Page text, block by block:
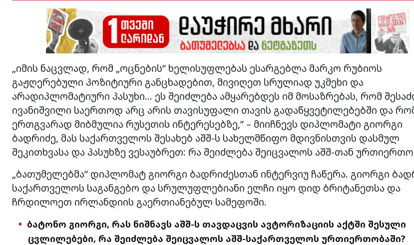
„იმის ნაცვლად, რომ „ოცნების“ ხელისუფლებას ესარგებლა მარკო რუბიოს
გაჟღერებული პოზიტიური განცხადებით, მივიღეთ სრულიად უკმეხი და
არადიპლომატიური პასუხი… ეს შეიძლება ამყარებდეს იმ მოსაზრებას, რომ
ივანიშვილი საერთოდ არც არის თავისუფალი თავის გადაწყვეტილებებში და
ერთგვარად მიბმულია რუსეთის ინტერესებზე,“ – მიიჩნევს დიპლომატი გიორგი
ბადრიძე, მას საქართველოს შესახებ აშშ-ს სახელმწიფო მდივნისთვის დასმულ
შეკითხვასა და პასუხზე ვესაუბრეთ: რა შეიძლება შეიცვალოს აშშ-თან
„ბათუმელებმა“ დიპლომატ გიორგი ბადრიძესთან ინტერვიუ ჩაწერა. გიორგი
საქართველოს საგანგებო და სრულუფლებიანი ელჩი იყო დიდ ბრიტანეთსა და
ჩრდილოეთ ირლანდიის გაერთიანებულ სამეფოში.
ბატონო გიორგი, რას ნიშნავს აშშ-ს თავდაცვის ავტორიზაციის აქტში შესული
ცვლილებები, რა შეიძლება შეიცვალოს აშშ-საქართველოს ურთიერთობაში?